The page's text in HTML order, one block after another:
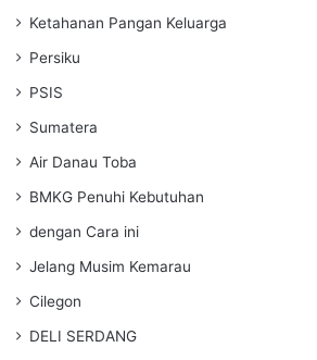
Ketahanan Pangan Keluarga
Persiku
PSIS
Sumatera
Air Danau Toba
BMKG Penuhi Kebutuhan
dengan Cara ini
Jelang Musim Kemarau
Cilegon
DELI SERDANG